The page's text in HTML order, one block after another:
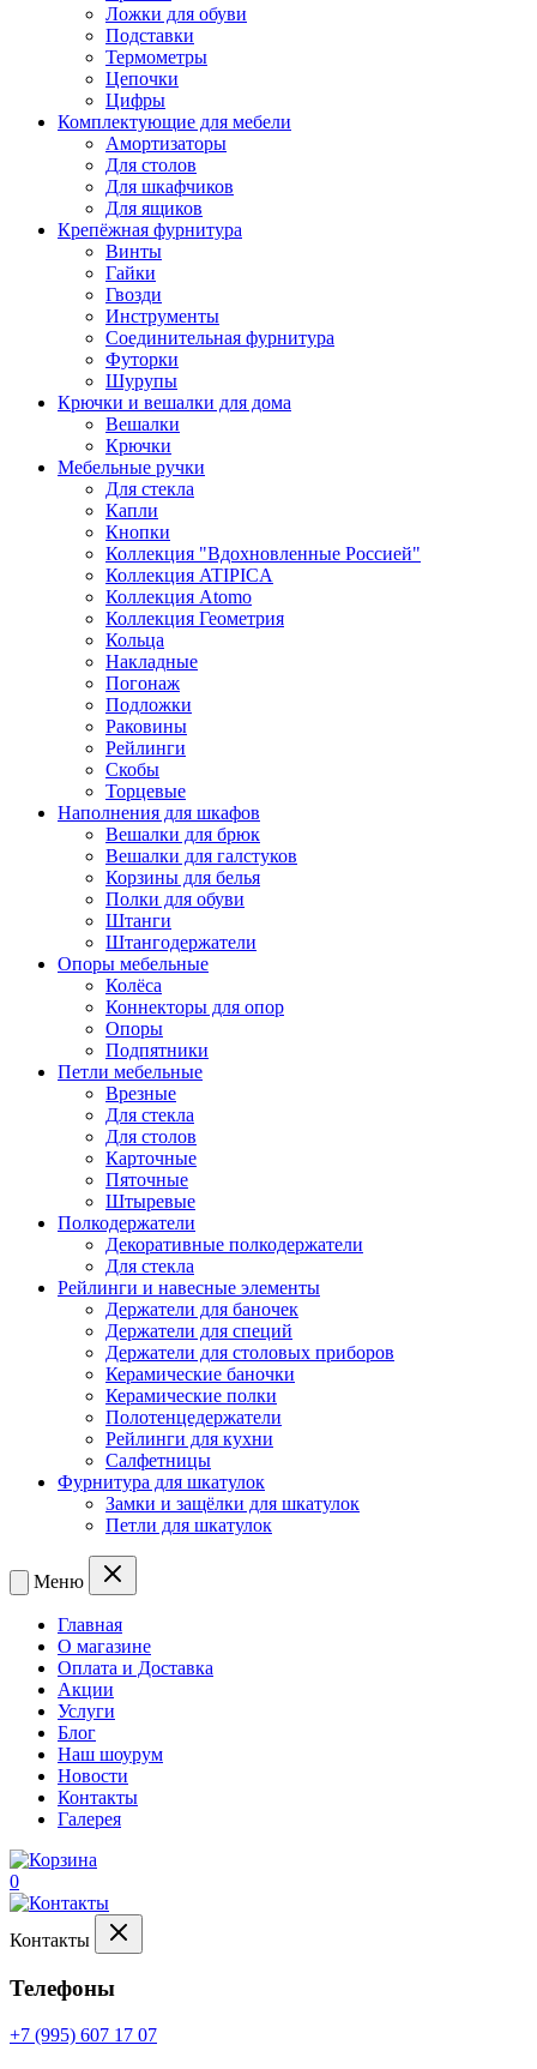
Ложки для обуви
Подставки
Термометры
Цепочки
Цифры
Комплектующие для мебели
Амортизаторы
Для столов
Для шкафчиков
Для ящиков
Крепёжная фурнитура
Винты
Гайки
Гвозди
Инструменты
Соединительная фурнитура
Футорки
Шурупы
Крючки и вешалки для дома
Вешалки
Крючки
Мебельные ручки
Для стекла
Капли
Кнопки
Коллекция "Вдохновленные Россией"
Коллекция ATIPICA
Коллекция Atomo
Коллекция Геометрия
Кольца
Накладные
Погонаж
Подложки
Раковины
Рейлинги
Скобы
Торцевые
Наполнения для шкафов
Вешалки для брюк
Вешалки для галстуков
Корзины для белья
Полки для обуви
Штанги
Штангодержатели
Опоры мебельные
Колёса
Коннекторы для опор
Опоры
Подпятники
Петли мебельные
Врезные
Для стекла
Для столов
Карточные
Пяточные
Штыревые
Полкодержатели
Декоративные полкодержатели
Для стекла
Рейлинги и навесные элементы
Держатели для баночек
Держатели для специй
Держатели для столовых приборов
Керамические баночки
Керамические полки
Полотенцедержатели
Рейлинги для кухни
Салфетницы
Фурнитура для шкатулок
Замки и защёлки для шкатулок
Петли для шкатулок
Меню
Главная
О магазине
Оплата и Доставка
Акции
Услуги
Блог
Наш шоурум
Новости
Контакты
Галерея
0
Контакты
Телефоны
+7 (995) 607 17 07